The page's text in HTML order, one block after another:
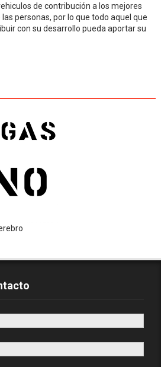
de contribución a los mejores
personas, por lo que todo aquel que
con su desarrollo pueda aportar su